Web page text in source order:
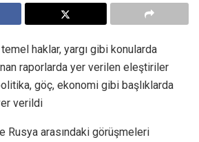
haklar, yargı gibi konularda
raporlarda yer verilen eleştiriler
göç, ekonomi gibi başlıklarda
verildi
Rusya arasındaki görüşmeleri